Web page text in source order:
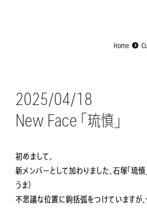
Home
2025/04/18
New Face 「琉慎」
初めまして。
新メンバーとして加わりました、石塚「琉慎
うま）
不思議な位置に鉤括弧をつけていますが